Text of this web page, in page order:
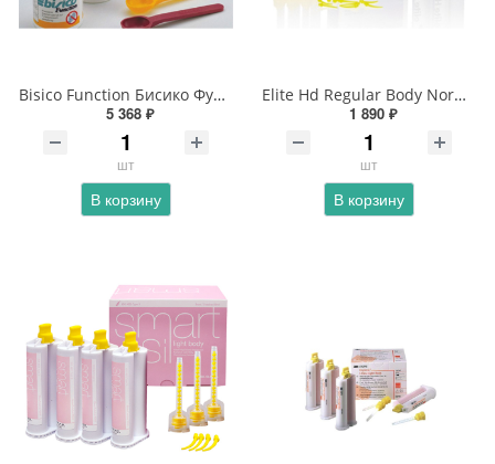
Bisico Function Бисико Функцион
5 368 ₽
шт
В корзину
Elite Hd Regular Body Normal Setting - Элит регуляр боди нормал
1 890 ₽
шт
В корзину